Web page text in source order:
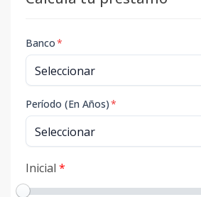
Banco*
Período (En Años)*
Inicial *